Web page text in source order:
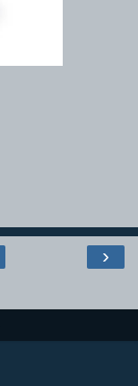
›